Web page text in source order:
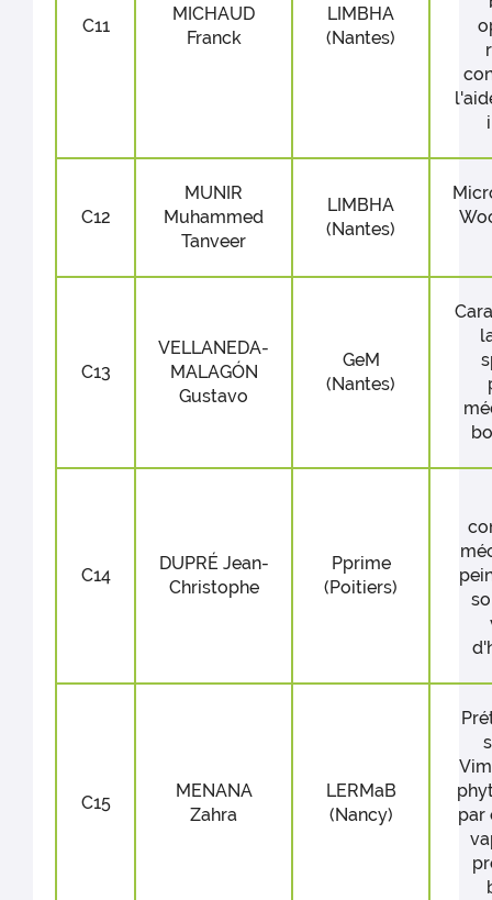
C11
MICHAUD
Franck
LIMBHA
(Nantes)
C12
MUNIR
Muhammed
Tanveer
LIMBHA
(Nantes)
C13
VELLANEDA-
MALAGÓN
Gustavo
GeM
(Nantes)
C14
DUPRÉ Jean-
Christophe
Pprime
(Poitiers)
C15
MENANA
Zahra
LERMaB
(Nancy)
par